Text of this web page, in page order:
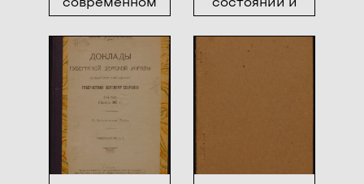
обществе
движении
капиталов
Черкасского
Уездного